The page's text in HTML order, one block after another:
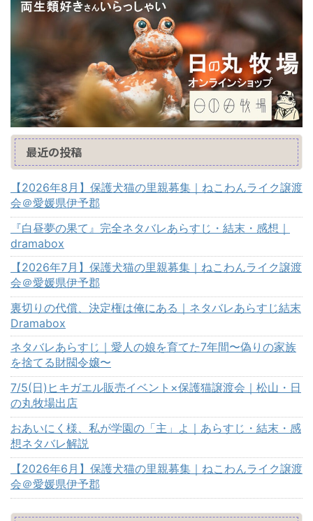
最近の投稿
【2026年8月】保護犬猫の里親募集｜ねこわんライク譲渡
会＠愛媛県伊予郡
『白昼夢の果て』完全ネタバレあらすじ・結末・感想｜
dramabox
【2026年7月】保護犬猫の里親募集｜ねこわんライク譲渡
会＠愛媛県伊予郡
裏切りの代償、決定権は俺にある｜ネタバレあらすじ結末
Dramabox
ネタバレあらすじ｜愛人の娘を育てた7年間〜偽りの家族
を捨てる財閥令嬢〜
7/5(日)ヒキガエル販売イベント×保護猫譲渡会｜松山・日
の丸牧場出店
おあいにく様、私が学園の「主」よ｜あらすじ・結末・感
想ネタバレ解説
【2026年6月】保護犬猫の里親募集｜ねこわんライク譲渡
会＠愛媛県伊予郡